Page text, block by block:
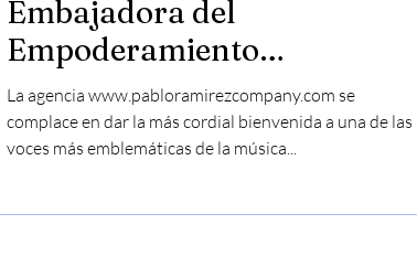
Embajadora del
Empoderamiento
Femenino, se une a
www.pabloramirezcompan
y.com
La agencia www.pabloramirezcompany.com se
complace en dar la más cordial bienvenida a una de las
voces más emblemáticas de la música...